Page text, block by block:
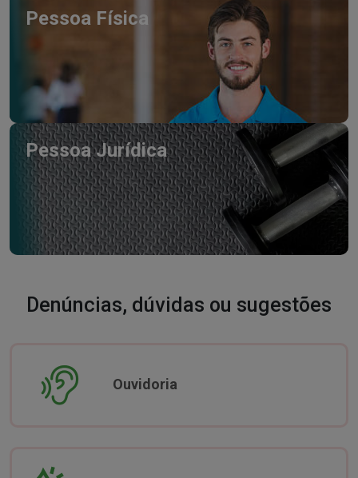
Pessoa Física
Pessoa Jurídica
Denúncias, dúvidas ou sugestões
Ouvidoria